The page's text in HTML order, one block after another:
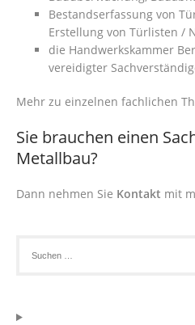
Bestandserfassung von
Erstellung von Türlisten /
die Handwerkskammer
vereidigter
Mehr zu einzelnen fachlichen
Sie brauchen einen
Metallbau?
Dann nehmen Sie Kontakt mit